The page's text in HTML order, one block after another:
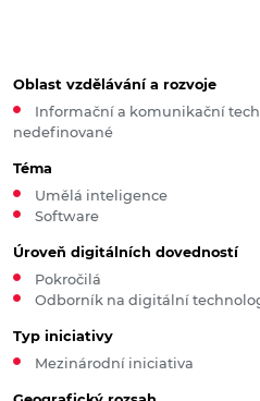
Oblast vzdělávání a rozvoje
Informační a komunikační
nedefinované
Téma
Umělá inteligence
Software
Úroveň digitálních dovedností
Pokročilá
Odborník na digitální
Typ iniciativy
Mezinárodní iniciativa